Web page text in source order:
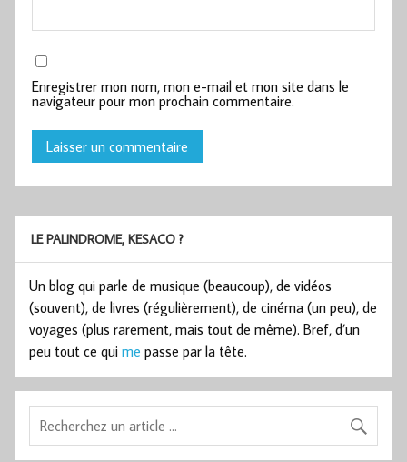
Enregistrer mon nom, mon e-mail et mon site dans le
navigateur pour mon prochain commentaire.
LE PALINDROME, KESACO ?
Un blog qui parle de musique (beaucoup), de vidéos
(souvent), de livres (régulièrement), de cinéma (un peu), de
voyages (plus rarement, mais tout de même). Bref, d’un
peu tout ce qui me passe par la tête.